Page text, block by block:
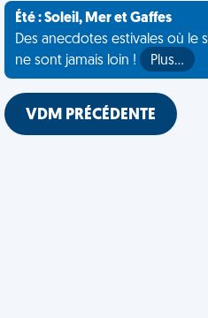
Été : Soleil, Mer et Gaffes
Des anecdotes estivales où le
ne sont jamais loin !
Plus…
VDM PRÉCÉDENTE